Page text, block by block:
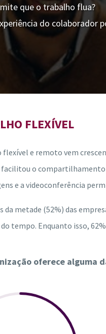
que o trabalho flua?
do colaborador
FLEXÍVEL
e remoto vem
o compartilhamento
e a videoconferência
da metade (52%) das
tempo. Enquanto isso,
oferece alguma